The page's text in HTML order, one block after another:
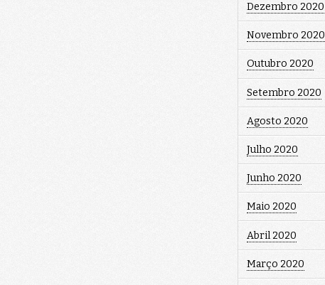
Dezembro 2020
Novembro 2020
Outubro 2020
Setembro 2020
Agosto 2020
Julho 2020
Junho 2020
Maio 2020
Abril 2020
Março 2020